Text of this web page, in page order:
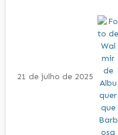
21 de julho de 2025